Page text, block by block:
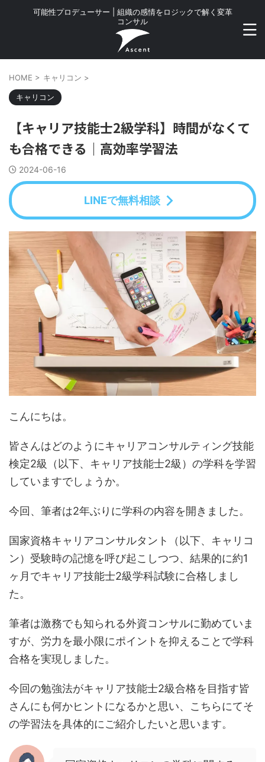
可能性プロデューサー | 組織の感情をロジックで解く変革
コンサル
HOME > キャリコン >
キャリコン
【キャリア技能士2級学科】時間がなくて
も合格できる｜高効率学習法
2024-06-16
LINEで無料相談
こんにちは。
皆さんはどのようにキャリアコンサルティング技能
検定2級（以下、キャリア技能士2級）の学科を学習
していますでしょうか。
今回、筆者は2年ぶりに学科の内容を開きました。
国家資格キャリアコンサルタント（以下、キャリコ
ン）受験時の記憶を呼び起こしつつ、結果的に約1
ヶ月でキャリア技能士2級学科試験に合格しまし
た。
筆者は激務でも知られる外資コンサルに勤めていま
すが、労力を最小限にポイントを抑えることで学科
合格を実現しました。
今回の勉強法がキャリア技能士2級合格を目指す皆
さんにも何かヒントになるかと思い、こちらにてそ
の学習法を具体的にご紹介したいと思います。